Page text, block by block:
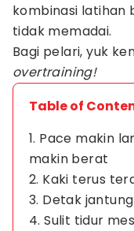
kombinasi latihan
tidak memadai.
Bagi pelari, yuk
overtraining!
Table of
1. Pace makin
makin berat
2. Kaki terus
3. Detak
4. Sulit tidur